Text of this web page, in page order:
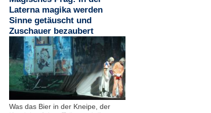
Laterna magika werden
Sinne getäuscht und
Zuschauer bezaubert
Was das Bier in der Kneipe, der